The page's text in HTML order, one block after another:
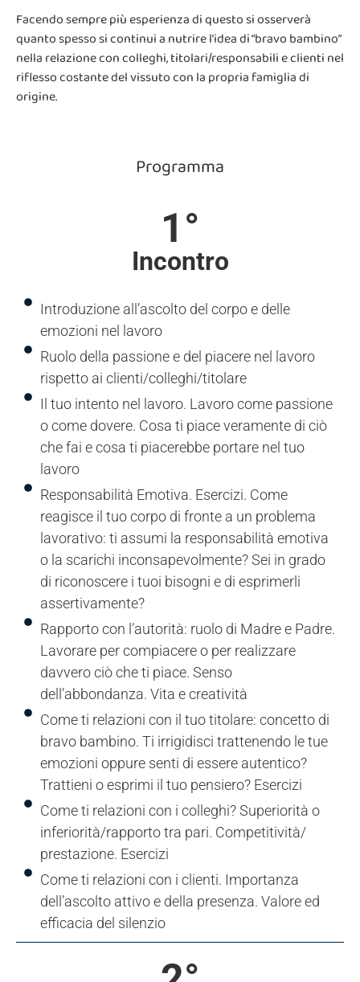
Facendo sempre più esperienza di questo si osserverà
quanto spesso si continui a nutrire l’idea di “bravo bambino”
nella relazione con colleghi, titolari/responsabili e clienti nel
riflesso costante del vissuto con la propria famiglia di
origine.
Programma
1°
Incontro
Introduzione all’ascolto del corpo e delle
emozioni nel lavoro
Ruolo della passione e del piacere nel lavoro
rispetto ai clienti/colleghi/titolare
Il tuo intento nel lavoro. Lavoro come passione
o come dovere. Cosa ti piace veramente di ciò
che fai e cosa ti piacerebbe portare nel tuo
lavoro
Responsabilità Emotiva. Esercizi. Come
reagisce il tuo corpo di fronte a un problema
lavorativo: ti assumi la responsabilità emotiva
o la scarichi inconsapevolmente? Sei in grado
di riconoscere i tuoi bisogni e di esprimerli
assertivamente?
Rapporto con l’autorità: ruolo di Madre e Padre.
Lavorare per compiacere o per realizzare
davvero ciò che ti piace. Senso
dell’abbondanza. Vita e creatività
Come ti relazioni con il tuo titolare: concetto di
bravo bambino. Ti irrigidisci trattenendo le tue
emozioni oppure senti di essere autentico?
Trattieni o esprimi il tuo pensiero? Esercizi
Come ti relazioni con i colleghi? Superiorità o
inferiorità/rapporto tra pari. Competitività/
prestazione. Esercizi
Come ti relazioni con i clienti. Importanza
dell’ascolto attivo e della presenza. Valore ed
efficacia del silenzio